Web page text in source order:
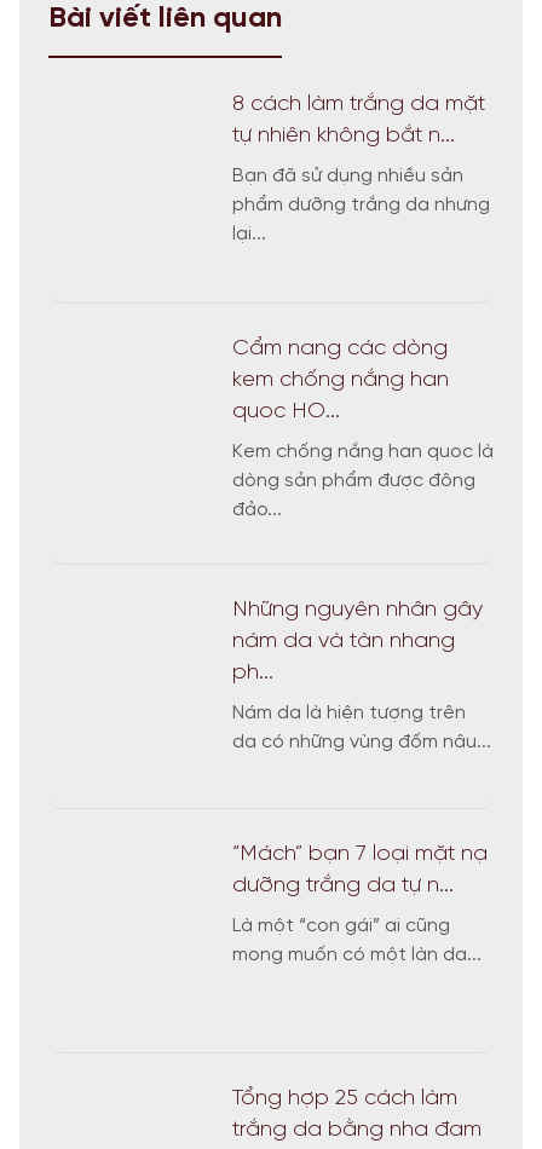
Bài viết liên quan
8 cách làm trắng da mặt
tự nhiên không bắt n...
Bạn đã sử dụng nhiều sản
phẩm dưỡng trắng da nhưng
lại...
Cẩm nang các dòng
kem chống nắng han
quoc HO...
Kem chống nắng han quoc là
dòng sản phẩm được đông
đảo...
Những nguyên nhân gây
nám da và tàn nhang
ph...
Nám da là hiện tượng trên
da có những vùng đốm nâu...
“Mách” bạn 7 loại mặt nạ
dưỡng trắng da tự n...
Là một “con gái” ai cũng
mong muốn có một làn da...
Tổng hợp 25 cách làm
trắng da bằng nha đam